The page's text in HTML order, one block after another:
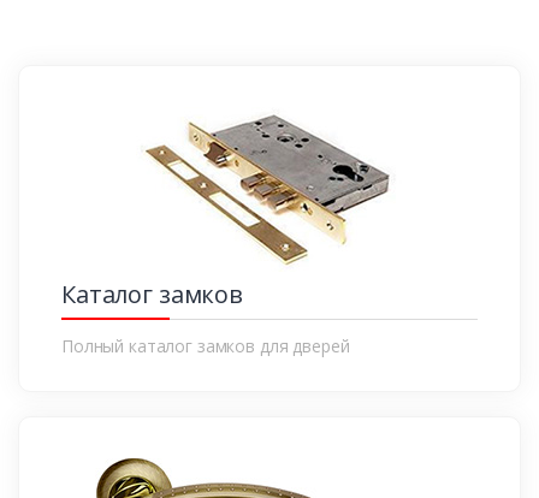
Каталог замков
Полный каталог замков для дверей